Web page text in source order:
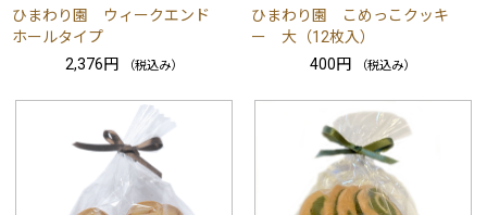
ひまわり園 ウィークエンド
ホールタイプ
2,376円
（税込み）
ひまわり園 こめっこクッキ
ー 大（12枚入）
400円
（税込み）